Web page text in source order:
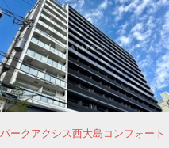
パークアクシス西大島コンフォート